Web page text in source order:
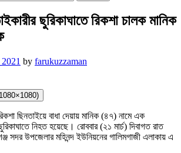
ছুরিকাঘাতে রিকশা চালক মানিক
by farukuzzaman
ছিনতাইয়ে বাধা দেয়ায় মানিক (৪৭) নামে এক
নিহত হয়েছে। রোববার (২১ মার্চ) দিবাগত রাত
সদর উপজেলার মহিনন্দ ইউনিয়নের গালিমগাজী এলাকায় এ